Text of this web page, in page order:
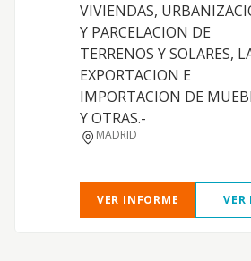
VIVIENDAS,
Y PARCELACION DE
TERRENOS Y SOLARES,
EXPORTACION E
IMPORTACION DE
Y OTRAS.-
MADRID
VER INFORME VER